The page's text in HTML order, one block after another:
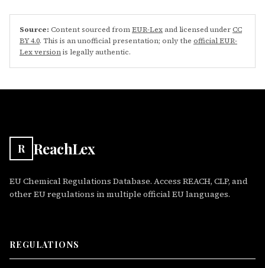
Source: Content sourced fromEUR-Lexand licensed underCC
BY 4.0. This is an unofficial presentation; only the official EUR-
Lex versionis legally authentic.
R ReachLex
EU Chemical Regulations Database. Access REACH, CLP, and
other EU regulations in multiple official EU languages.
REGULATIONS